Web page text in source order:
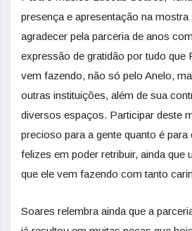
presença e apresentação na
agradecer pela parceria de anos
expressão de gratidão por tudo
vem fazendo, não só pelo Anelo,
outras instituições, além de sua
diversos espaços. Participar deste
precioso para a gente quanto é
felizes em poder retribuir, ainda que
que ele vem fazendo com tanto
Soares relembra ainda que a